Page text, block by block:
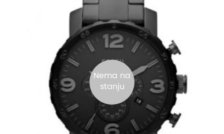
Nema na
stanju